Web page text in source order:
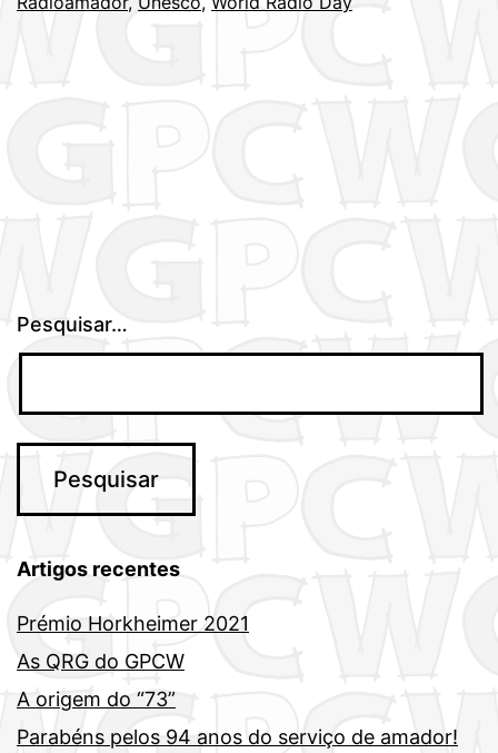
Pesquisar…
Artigos recentes
Prémio Horkheimer 2021
As QRG do GPCW
A origem do “73”
Parabéns pelos 94 anos do serviço de amador!